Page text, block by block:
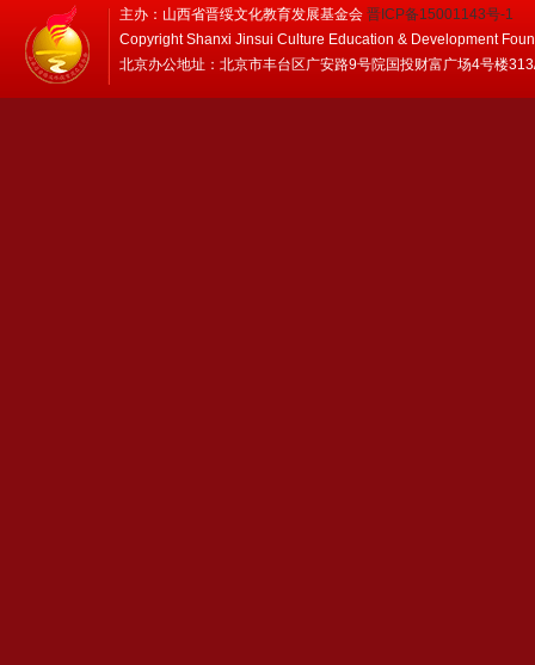
主办：山西省晋绥文化教育发展基金会 晋ICP备15001143号-1
Copyright Shanxi Jinsui Culture Education & Development
北京办公地址：北京市丰台区广安路9号院国投财富广场4号楼